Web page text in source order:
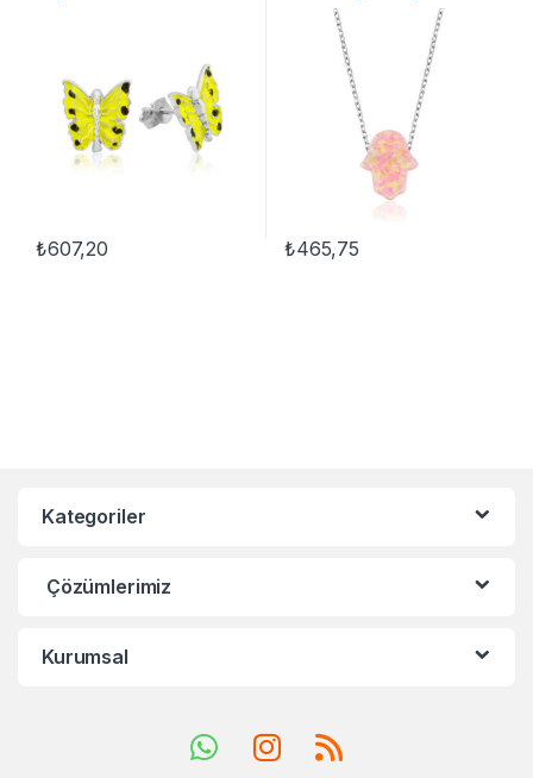
₺607,20 ₺465,75
Kategoriler
Çözümlerimiz
Kurumsal